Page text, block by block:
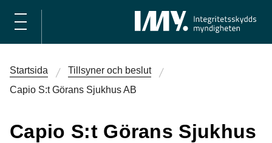
Startsida
Tillsyner och beslut
Capio S:t Görans Sjukhus AB
Capio S:t Görans Sjukhus